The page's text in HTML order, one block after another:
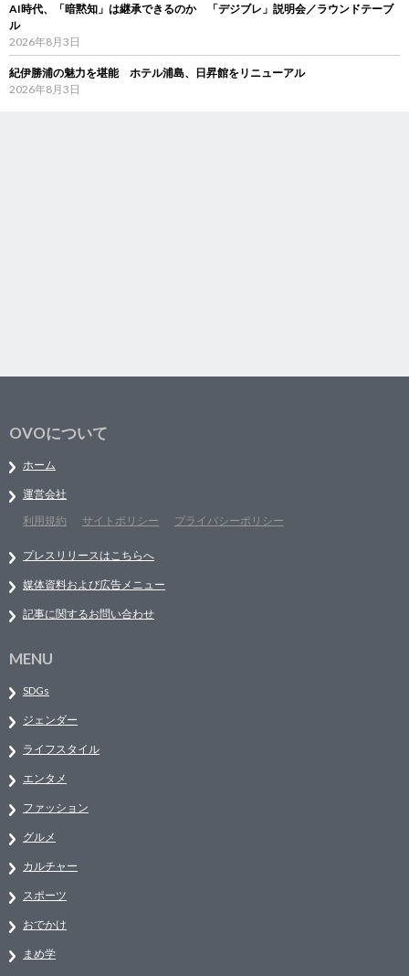
AI時代、「暗黙知」は継承できるのか 「デジブレ」説明会／ラウンドテーブ
ル
2026年8月3日
紀伊勝浦の魅力を堪能 ホテル浦島、日昇館をリニューアル
2026年8月3日
OVOについて
ホーム
運営会社
利用規約
サイトポリシー プライバシーポリシー
プレスリリースはこちらへ
媒体資料および広告メニュー
記事に関するお問い合わせ
MENU
SDGs
ジェンダー
ライフスタイル
エンタメ
ファッション
グルメ
カルチャー
スポーツ
おでかけ
まめ学